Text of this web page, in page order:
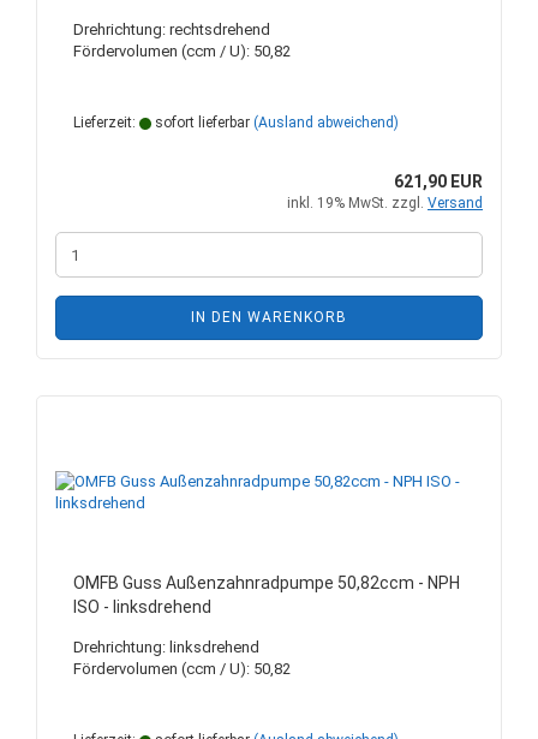
Drehrichtung: rechtsdrehend
Fördervolumen (ccm / U): 50,82
Lieferzeit: sofort lieferbar (Ausland abweichend)
621,90 EUR
inkl. 19% MwSt. zzgl. Versand
IN DEN WARENKORB
OMFB Guss Außenzahnradpumpe 50,82ccm - NPH
ISO - linksdrehend
Drehrichtung: linksdrehend
Fördervolumen (ccm / U): 50,82